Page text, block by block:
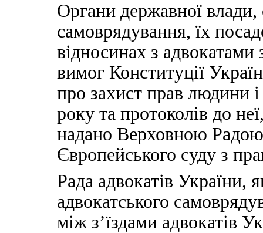
Органи державної влади,
самоврядування, їх
відносинах з адвокатами
вимог Конституції
про захист прав людини
року та протоколів до
надано Верховною
Європейського суду з
Рада адвокатів України,
адвокатського
між з’їздами адвокатів